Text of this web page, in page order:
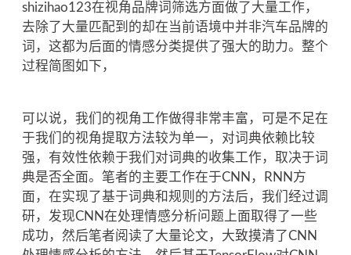
shizihao123在视角品牌词筛选方面做了大量工作，
去除了大量匹配到的却在当前语境中并非汽车品牌的
词，这都为后面的情感分类提供了强大的助力。整个
过程简图如下，
可以说，我们的视角工作做得非常丰富，可是不足在
于我们的视角提取方法较为单一，对词典依赖比较
强，有效性依赖于我们对词典的收集工作，取决于词
典是否全面。笔者的主要工作在于CNN，RNN方
面，在实现了基于词典和规则的方法后，我们经过调
研，发现CNN在处理情感分析问题上面取得了一些
成功，然后笔者阅读了大量论文，大致摸清了CNN